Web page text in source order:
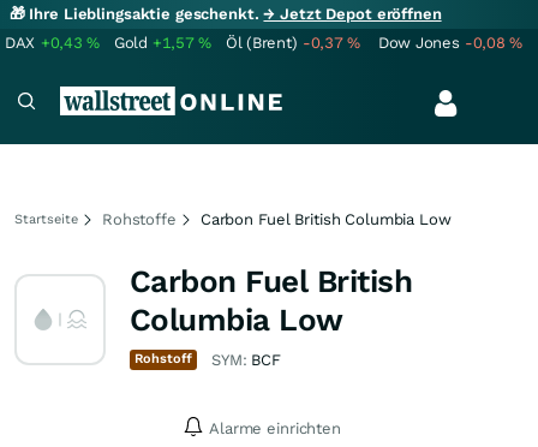
🎁 Ihre Lieblingsaktie geschenkt.→ Jetzt Depot eröffnen
DAX +0,43% Gold +1,57% Öl (Brent) -0,37% Dow Jones -0,08%
Startseite Rohstoffe Carbon Fuel British Columbia Low
Carbon Fuel British
Columbia Low
Rohstoff SYM: BCF
Alarme einrichten